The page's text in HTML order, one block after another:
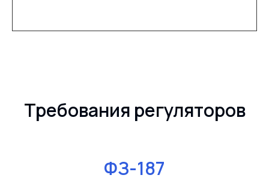
Требования регуляторов
ФЗ-187